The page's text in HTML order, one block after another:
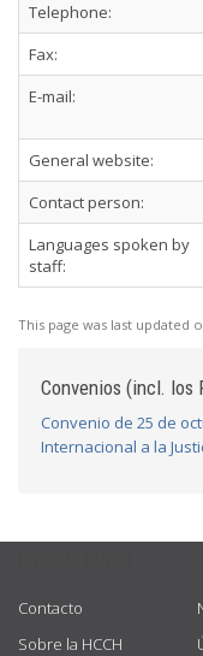
Telephone:
Fax:
E-mail:
General website:
Contact person:
Languages spoken by
staff:
This page was last updated
Convenios (incl. los
Convenio de 25 de
Internacional a la
Contacto
Sobre la HCCH